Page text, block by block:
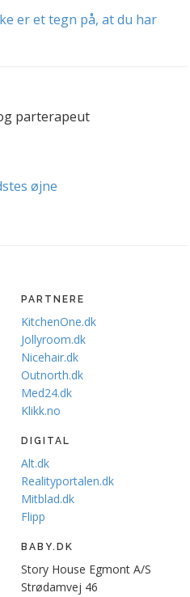
er et tegn på, at du har
parterapeut
øjne
PARTNERE
KitchenOne.dk
Jollyroom.dk
Nicehair.dk
Outnorth.dk
Med24.dk
Klikk.no
DIGITAL
Alt.dk
Realityportalen.dk
Mitblad.dk
Flipp
BABY.DK
Story House Egmont A/S
Strødamvej 46